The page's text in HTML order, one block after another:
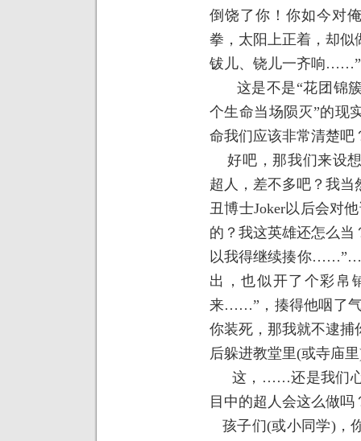
倒饶了你！你如今对
拳，太阳上正着，却似
钹儿、铙儿一齐响……”
这是不是“花团锦
个生命当场陨灭”的现
命我们应该非常清楚
好吧，那我们来设
超人，差不多吧？我
丑博士Joker以后会对
的？我这英雄还怎么
以我得继续揍你
出，也似开了个彩帛
来……”，揍得他咽了
你装死，那我就不逮
后躲进教堂里(或寺庙
这，……还是我们
目中的超人会这么做吗
孩子们(或小同学)，